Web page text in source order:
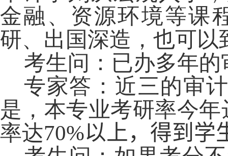
金融、资源环境等课
研、出国深造，也可
考生问：已办多年
专家答：近三的审
是，本专业考研率今年
率达70%以上， 得到 学